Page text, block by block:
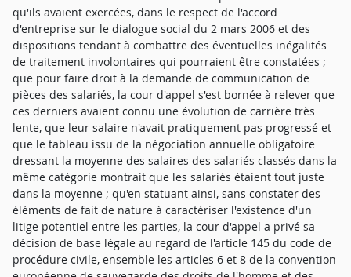
qu'ils avaient exercées, dans le respect de l'accord
d'entreprise sur le dialogue social du 2 mars 2006 et des
dispositions tendant à combattre des éventuelles inégalités
de traitement involontaires qui pourraient être constatées ;
que pour faire droit à la demande de communication de
pièces des salariés, la cour d'appel s'est bornée à relever que
ces derniers avaient connu une évolution de carrière très
lente, que leur salaire n'avait pratiquement pas progressé et
que le tableau issu de la négociation annuelle obligatoire
dressant la moyenne des salaires des salariés classés dans la
même catégorie montrait que les salariés étaient tout juste
dans la moyenne ; qu'en statuant ainsi, sans constater des
éléments de fait de nature à caractériser l'existence d'un
litige potentiel entre les parties, la cour d'appel a privé sa
décision de base légale au regard de l'article 145 du code de
procédure civile, ensemble les articles 6 et 8 de la convention